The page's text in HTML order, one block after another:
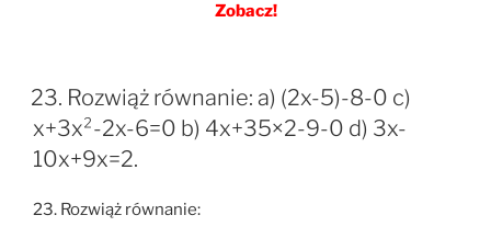
Zobacz!
23. Rozwiąż równanie: a) (2x-5)-8-0 c)
x+3x²-2x-6=0 b) 4x+35×2-9-0 d) 3x-
10x+9x=2.
23. Rozwiąż równanie: